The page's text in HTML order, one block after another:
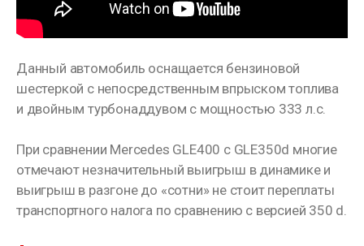
Данный автомобиль оснащается бензиновой
шестеркой с непосредственным впрыском топлива
и двойным турбонаддувом с мощностью 333 л.с.
При сравнении Mercedes GLE400 с GLE350d многие
отмечают незначительный выигрыш в динамике и
выигрыш в разгоне до «сотни» не стоит переплаты
транспортного налога по сравнению с версией 350 d.